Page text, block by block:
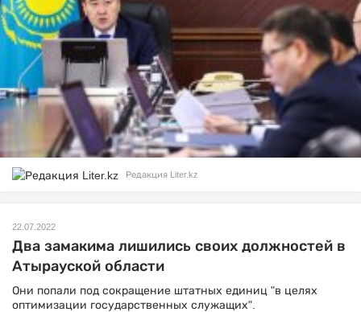
Редакция Liter.kz
22.07.2022
Два замакима лишились своих должностей в
Атырауской области
Они попали под сокращение штатных единиц "в целях
оптимизации государственных служащих".